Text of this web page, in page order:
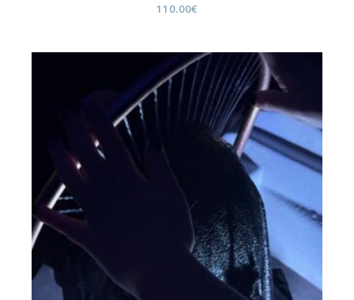
110.00€